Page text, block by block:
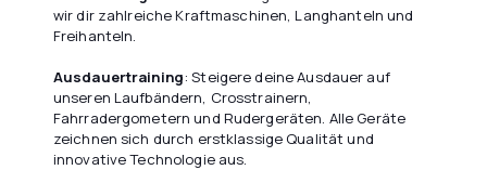
wir dir zahlreiche Kraftmaschinen, Langhanteln und
Freihanteln.
Ausdauertraining: Steigere deine Ausdauer auf
unseren Laufbändern, Crosstrainern,
Fahrradergometern und Rudergeräten. Alle Geräte
zeichnen sich durch erstklassige Qualität und
innovative Technologie aus.